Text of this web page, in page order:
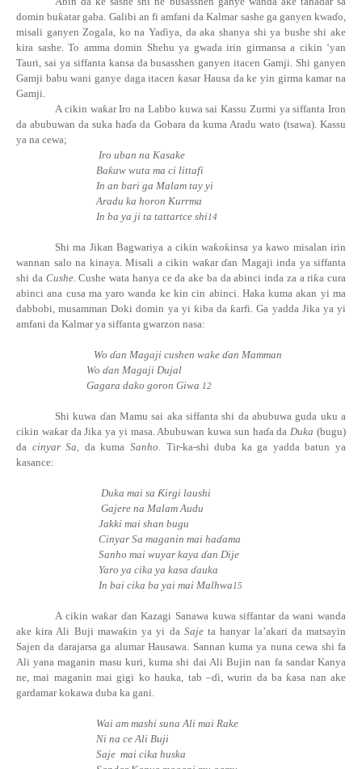
dominbuƙatargaba. Galibi an fi amfani da Kalmar sashe ga ganyenkwaɗo,
misali ganyen Zogala, ko naYaɗiya, da aka shanya shi ya bushe shi ake
kira sashe. To amma domin Shehu ya gwada irin girmansa a cikin ‘yan
Tauri, sai ya siffanta kansa da busasshen ganyen itacen Gamji. Shi ganyen
Gamji babu wani ganye daga itacenƙasar Hausa da ke yin girma kamar na
Gamji.
A cikin waƙar Iro na Labbo kuwa sai Kassu Zurmi ya siffanta Iron
da abubuwan da suka haɗa da Gobara da kuma Aradu wato (tsawa). Kassu
ya na cewa;
Iro uban na Kasake
Baƙaw wuta ma ci littafi
In an bari ga Malam tay yi
Aradu ka horon Kurrma
In ba ya ji ta tattartce shi 14
Shi ma Jikan Bagwariya a cikinwaƙoƙinsa ya kawo misalan irin
wannan salo na kinaya. Misali a cikin waƙarɗan Magaji inda ya siffanta
shi da Cushe. Cushe wata hanya ce da ake ba da abinci inda za ariƙa cura
abinci ana cusa ma yaro wanda ke kin cin abinci. Haka kuma akan yi ma
dabbobi, musamman Doki domin ya yi ƙiba daƙarfi. Ga yadda Jika ya yi
amfani da Kalmar ya siffanta gwarzon nasa:
Wo ɗan Magaji cushen wake ɗan Mamman
Wo ɗan Magaji Dujal
Gagara dako goron Giwa 12
Shi kuwa ɗan Mamu sai aka siffanta shi da abubuwa guda uku a
cikin waƙarda Jika ya yi masa. Abubuwan kuwa sun haɗadaDuka (bugu)
da cinyar Sa, da kuma Sanho. Tir-ka-shi duba ka ga yadda batun ya
kasance:
Duka mai sa Ƙirgi laushi
Gajere na Malam Audu
Jakki mai shan bugu
Cinyar Sa maganin mai haɗama
Sanho mai wuyar kaya ɗan Dije
Yaro ya cika ya kasa ɗauka
In bai cika ba yai mai Malhwa 15
A cikinwaƙarɗan Kazagi Sanawa kuwa siffantar da wani wanda
ake kira Ali Buji mawaƙin ya yi da Sajeta hanyar la’akari da matsayin
Sajen da darajarsa ga alumar Hausawa. Sannan kuma ya nuna cewa shi fa
Ali yana maganin masu kuri, kuma shi dai Ali Bujin nan fa sandar Kanya
ne, mai maganin mai gigi ko hauka, tab –ɗi, wurin da baƙasa nan ake
gardamar kokawa duba ka gani.
Wai am mashi suna Ali mai Rake
Ni na ce Ali Buji
Saje mai cika huska